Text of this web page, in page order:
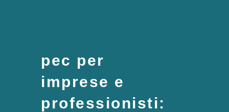
pec per
imprese e
professionisti: